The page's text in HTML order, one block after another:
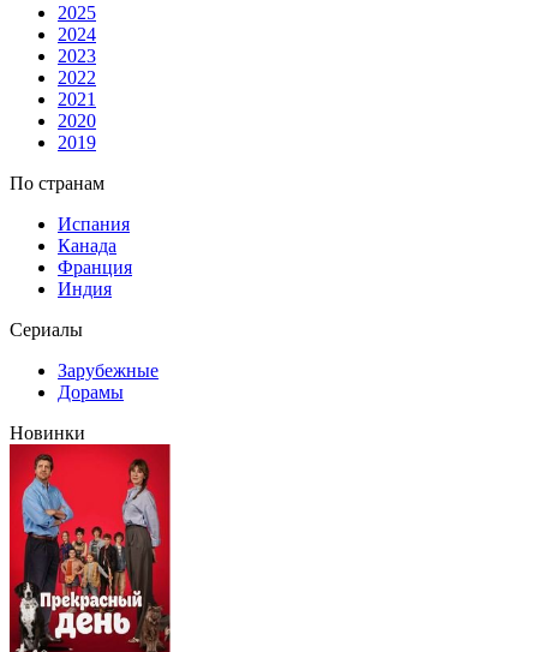
2025
2024
2023
2022
2021
2020
2019
По странам
Испания
Канада
Франция
Индия
Сериалы
Зарубежные
Дорамы
Новинки